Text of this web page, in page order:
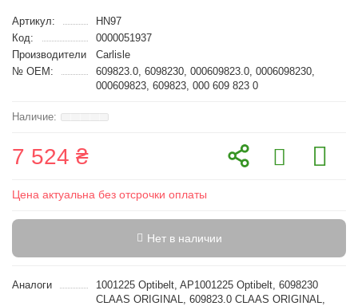
Артикул:
HN97
Код:
0000051937
Производители
Carlisle
№ OEM:
609823.0, 6098230, 000609823.0, 0006098230,
000609823, 609823, 000 609 823 0
7 524 ₴
Цена актуальна без отсрочки оплаты
Нет в наличии
Аналоги
1001225 Optibelt, AP1001225 Optibelt, 6098230
CLAAS ORIGINAL, 609823.0 CLAAS ORIGINAL,